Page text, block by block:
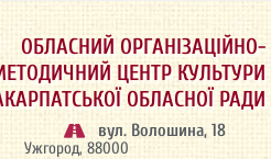
ОБЛАСНИЙ ОРГАНІЗАЦІЙНО-
ЦЕНТР КУЛЬТУРИ
ОБЛАСНОЇ РАДИ
вул. Волошина, 18
Ужгород, 88000